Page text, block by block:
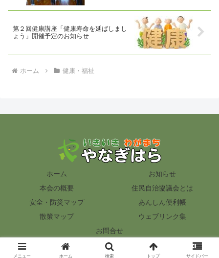
第２回健康講座「健康寿命を延ばしまし
ょう」開催予定のお知らせ
ホーム 健康・福祉
ホーム
お知らせ
本会の概要
住民自治協議会とは
安全・防災マップ
あんしん便利帳
散策マップ
ウェブリンク集
お問合せ
© 2012 いきいき わがまち『やなぎはら』.
メニュー ホーム 検索 トップ サイドバー